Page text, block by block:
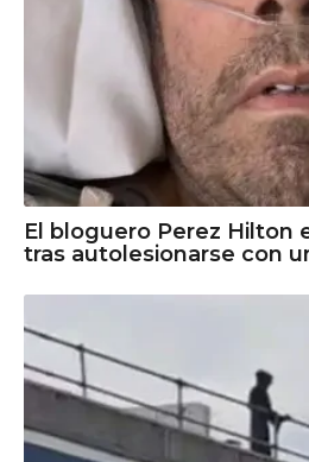
El bloguero Perez Hilton
tras autolesionarse con